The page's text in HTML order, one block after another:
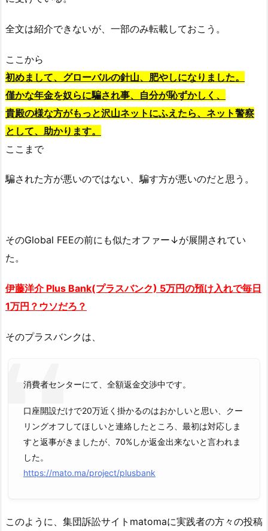
全文は紹介できないが、一部のみ転載しておこう。
ここから
初めまして、グローバルの針山、肥やしになりました。
僅かな年金を奴らに騙され事、自分が恥ずかしく、
貴殿の様な方がもっと沢山ネットにふえたら、ネット警察
として、助かります。
ここまで
騙された方が悪いのではない、騙す方が悪いのだと思う。
そのGlobal FEEの前にも似たオファー↓が展開されてい
た。
伊藤洋介 Plus Bank(プラスバンク) 5万円の預け入れで毎日
1万円？ウソだろ？
そのプラスバンクは、
消費者センターにて、全額返金交渉中です。
口座開設だけで20万近く掛かるのはおかしいと思い、クー
リングオフしてほしいと連絡したところ、最初は対応しま
すと返事がきましたが、70%しか返金出来ないと言われま
した。
https://mato.ma/project/plusbank
このように、集団訴訟サイトmatomaに実践者の方々の投稿